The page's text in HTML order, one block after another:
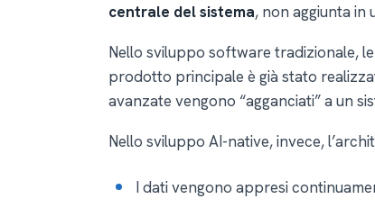
centrale del sistema, non aggiunta in
Nello sviluppo software tradizionale,
prodotto principale è già stato
avanzate vengono “agganciati” a un
Nello sviluppo AI-native, invece,
I dati vengono appresi